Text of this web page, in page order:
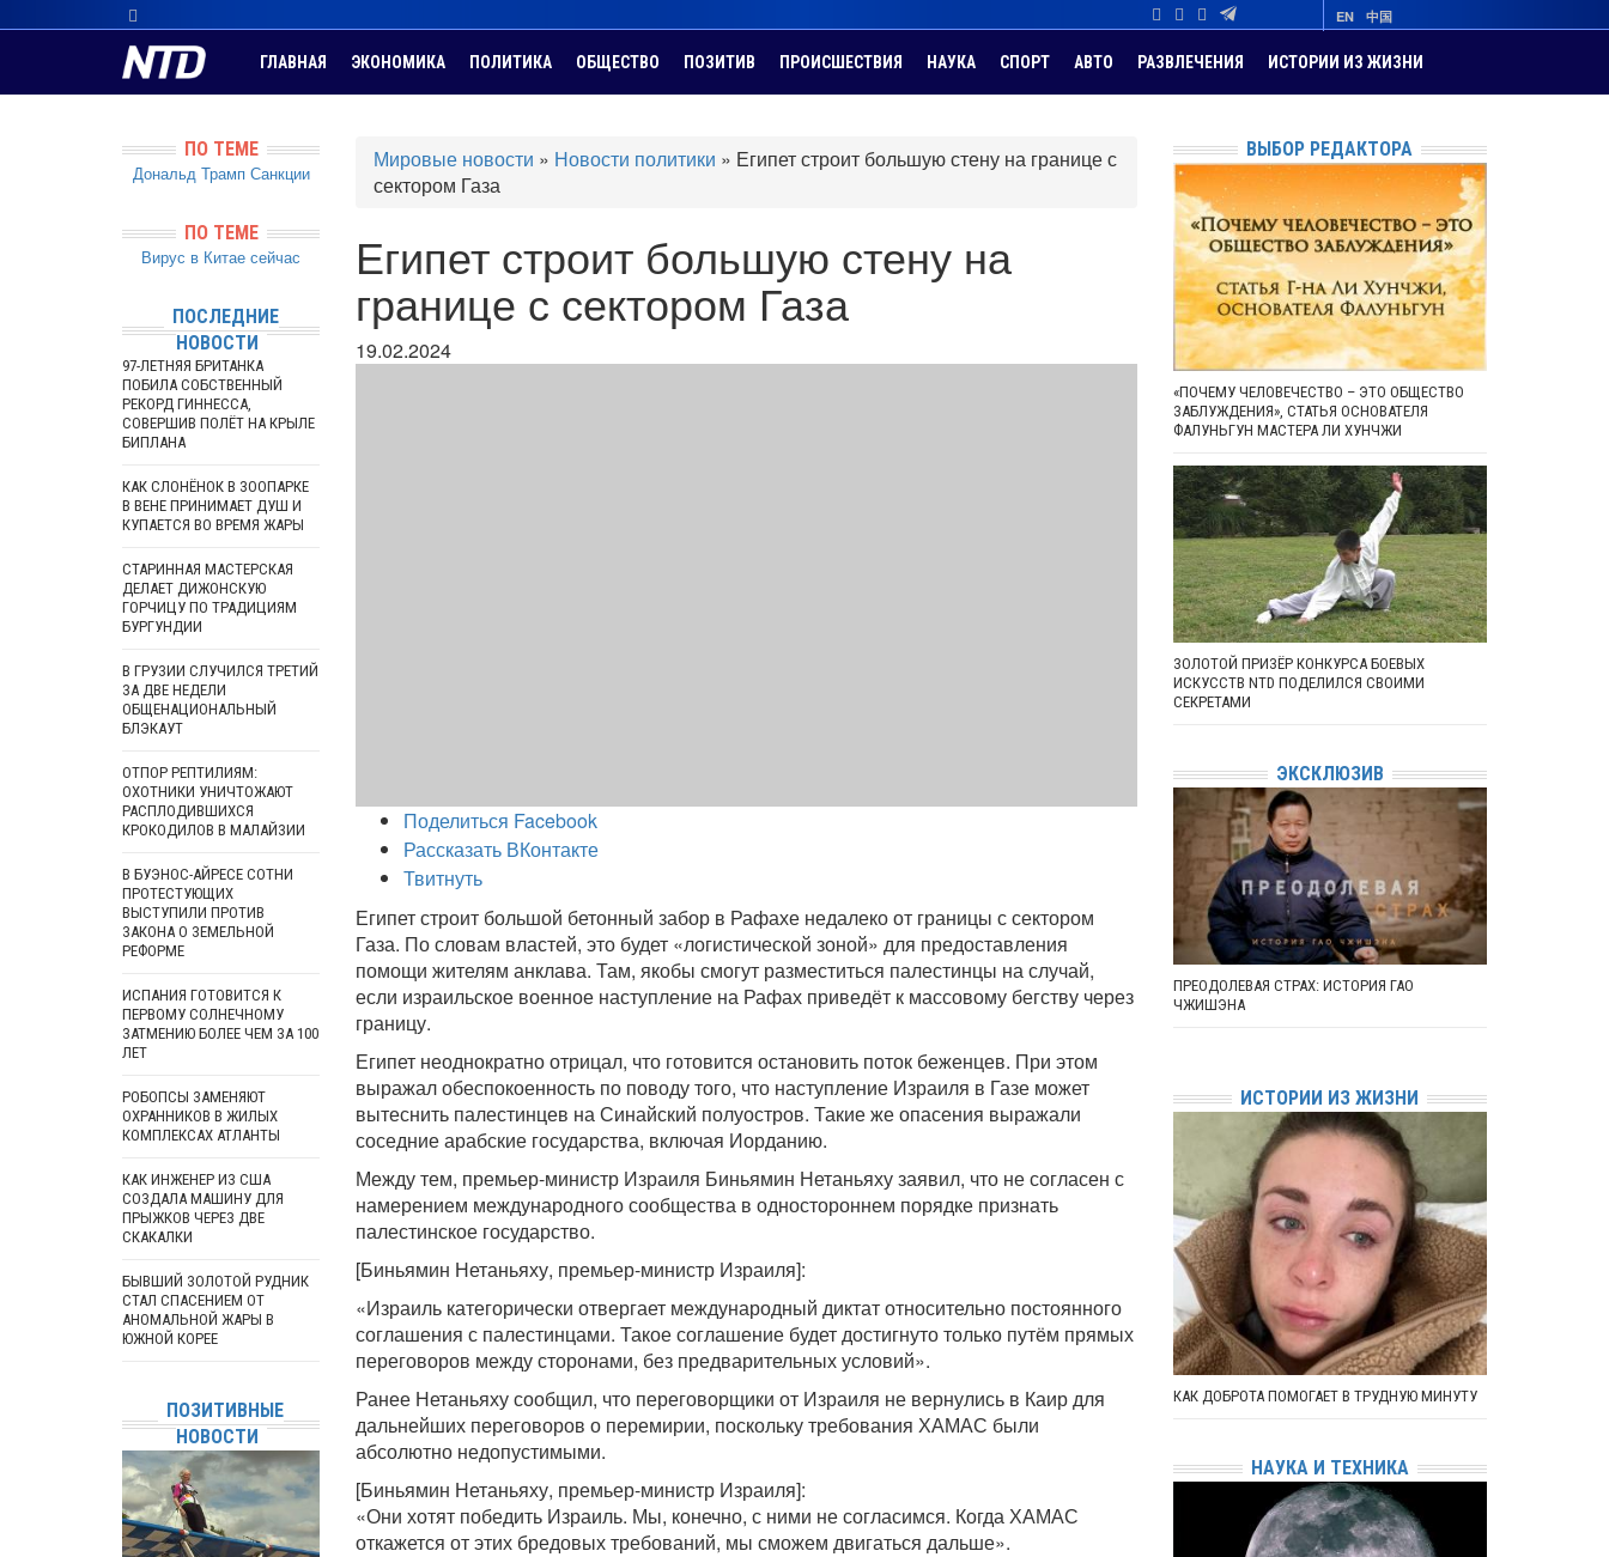
EN 中国
ГЛАВНАЯ ЭКОНОМИКА ПОЛИТИКА ОБЩЕСТВО ПОЗИТИВ ПРОИСШЕСТВИЯ НАУКА СПОРТ АВТО РАЗВЛЕЧЕНИЯ ИСТОРИИ ИЗ ЖИЗНИ
Мировые новости » Новости политики » Египет строит большую стену на границе с
сектором Газа
Египет строит большую стену на
границе с сектором Газа
19.02.2024
Поделиться Facebook
Рассказать ВКонтакте
Твитнуть
Египет строит большой бетонный забор в Рафахе недалеко от границы с сектором
Газа. По словам властей, это будет «логистической зоной» для предоставления
помощи жителям анклава. Там, якобы смогут разместиться палестинцы на случай,
если израильское военное наступление на Рафах приведёт к массовому бегству через
границу.
Египет неоднократно отрицал, что готовится остановить поток беженцев. При этом
выражал обеспокоенность по поводу того, что наступление Израиля в Газе может
вытеснить палестинцев на Синайский полуостров. Такие же опасения выражали
соседние арабские государства, включая Иорданию.
Между тем, премьер-министр Израиля Биньямин Нетаньяху заявил, что не согласен с
намерением международного сообщества в одностороннем порядке признать
палестинское государство.
[Биньямин Нетаньяху, премьер-министр Израиля]:
«Израиль категорически отвергает международный диктат относительно постоянного
соглашения с палестинцами. Такое соглашение будет достигнуто только путём прямых
переговоров между сторонами, без предварительных условий».
Ранее Нетаньяху сообщил, что переговорщики от Израиля не вернулись в Каир для
дальнейших переговоров о перемирии, поскольку требования ХАМАС были
абсолютно недопустимыми.
[Биньямин Нетаньяху, премьер-министр Израиля]:
«Они хотят победить Израиль. Мы, конечно, с ними не согласимся. Когда ХАМАС
откажется от этих бредовых требований, мы сможем двигаться дальше».
ПО ТЕМЕ
Дональд Трамп Санкции
ПО ТЕМЕ
Вирус в Китае сейчас
ПОСЛЕДНИЕ
НОВОСТИ
97-ЛЕТНЯЯ БРИТАНКА
ПОБИЛА СОБСТВЕННЫЙ
РЕКОРД ГИННЕССА,
СОВЕРШИВ ПОЛЁТ НА КРЫЛЕ
БИПЛАНА
КАК СЛОНЁНОК В ЗООПАРКЕ
В ВЕНЕ ПРИНИМАЕТ ДУШ И
КУПАЕТСЯ ВО ВРЕМЯ ЖАРЫ
СТАРИННАЯ МАСТЕРСКАЯ
ДЕЛАЕТ ДИЖОНСКУЮ
ГОРЧИЦУ ПО ТРАДИЦИЯМ
БУРГУНДИИ
В ГРУЗИИ СЛУЧИЛСЯ ТРЕТИЙ
ЗА ДВЕ НЕДЕЛИ
ОБЩЕНАЦИОНАЛЬНЫЙ
БЛЭКАУТ
ОТПОР РЕПТИЛИЯМ:
ОХОТНИКИ УНИЧТОЖАЮТ
РАСПЛОДИВШИХСЯ
КРОКОДИЛОВ В МАЛАЙЗИИ
В БУЭНОС-АЙРЕСЕ СОТНИ
ПРОТЕСТУЮЩИХ
ВЫСТУПИЛИ ПРОТИВ
ЗАКОНА О ЗЕМЕЛЬНОЙ
РЕФОРМЕ
ИСПАНИЯ ГОТОВИТСЯ К
ПЕРВОМУ СОЛНЕЧНОМУ
ЗАТМЕНИЮ БОЛЕЕ ЧЕМ ЗА 100
ЛЕТ
РОБОПСЫ ЗАМЕНЯЮТ
ОХРАННИКОВ В ЖИЛЫХ
КОМПЛЕКСАХ АТЛАНТЫ
КАК ИНЖЕНЕР ИЗ США
СОЗДАЛА МАШИНУ ДЛЯ
ПРЫЖКОВ ЧЕРЕЗ ДВЕ
СКАКАЛКИ
БЫВШИЙ ЗОЛОТОЙ РУДНИК
СТАЛ СПАСЕНИЕМ ОТ
АНОМАЛЬНОЙ ЖАРЫ В
ЮЖНОЙ КОРЕЕ
ПОЗИТИВНЫЕ
НОВОСТИ
ВЫБОР РЕДАКТОРА
«ПОЧЕМУ ЧЕЛОВЕЧЕСТВО – ЭТО ОБЩЕСТВО
ЗАБЛУЖДЕНИЯ», СТАТЬЯ ОСНОВАТЕЛЯ
ФАЛУНЬГУН МАСТЕРА ЛИ ХУНЧЖИ
ЗОЛОТОЙ ПРИЗЁР КОНКУРСА БОЕВЫХ
ИСКУССТВ NTD ПОДЕЛИЛСЯ СВОИМИ
СЕКРЕТАМИ
ЭКСКЛЮЗИВ
ПРЕОДОЛЕВАЯ СТРАХ: ИСТОРИЯ ГАО
ЧЖИШЭНА
ИСТОРИИ ИЗ ЖИЗНИ
КАК ДОБРОТА ПОМОГАЕТ В ТРУДНУЮ МИНУТУ
НАУКА И ТЕХНИКА